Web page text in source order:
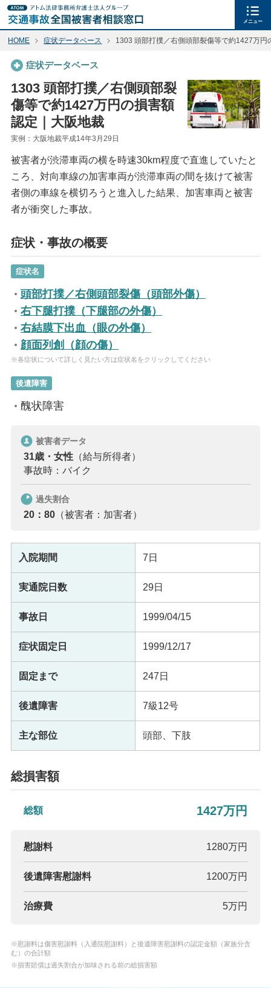
メニュー
HOME 症状データベース 1303 頭部打撲／右側頭部裂傷等で約1427万円
症状データベース
1303 頭部打撲／右側頭部裂
傷等で約1427万円の損害額
認定｜大阪地裁
実例：大阪地裁平成14年3月29日
被害者が渋滞車両の横を時速30km程度で直進していたと
ころ、対向車線の加害車両が渋滞車両の間を抜けて被害
者側の車線を横切ろうと進入した結果、加害車両と被害
者が衝突した事故。
症状・事故の概要
症状名
頭部打撲／右側頭部裂傷（頭部外傷）
右下腿打撲（下腿部の外傷）
右結膜下出血（眼の外傷）
顔面列創（顔の傷）
※各症状について詳しく見たい方は症状名をクリックしてください
後遺障害
醜状障害
被害者データ
31歳・女性 （給与所得者）
事故時：バイク
過失割合
20：80 （被害者：加害者）
入院期間 7日
実通院日数 29日
事故日 1999/04/15
症状固定日 1999/12/17
固定まで 247日
後遺障害 7級12号
主な部位 頭部、下肢
総損害額
総額 1427万円
慰謝料 1280万円
後遺障害慰謝料 1200万円
治療費 5万円
※慰謝料は傷害慰謝料（入通院慰謝料）と後遺障害慰謝料の認定金額（家族分含
む）の合計額
※損害賠償は過失割合が加味される前の総損害額